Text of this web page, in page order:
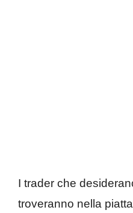
I trader che
troveranno nella